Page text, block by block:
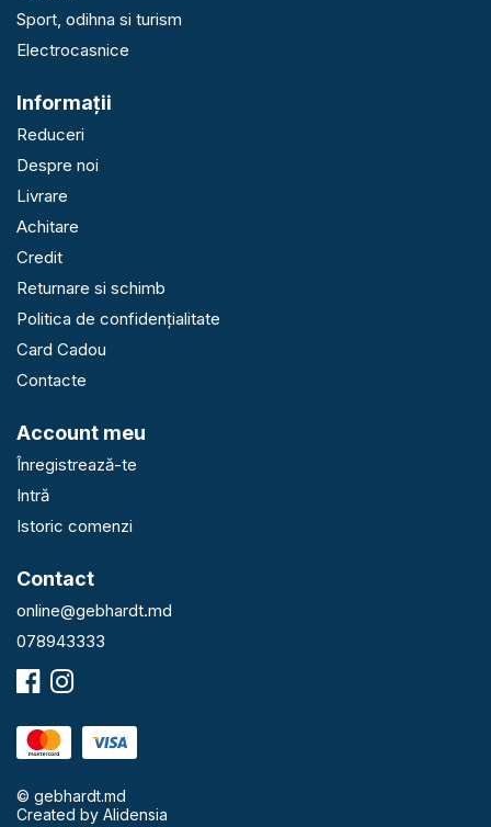
Sport, odihna si turism
Electrocasnice
Informaţii
Reduceri
Despre noi
Livrare
Achitare
Credit
Returnare si schimb
Politica de confidențialitate
Card Cadou
Contacte
Account meu
Înregistrează-te
Intră
Istoric comenzi
Contact
online@gebhardt.md
078943333
© gebhardt.md
Created by Alidensia